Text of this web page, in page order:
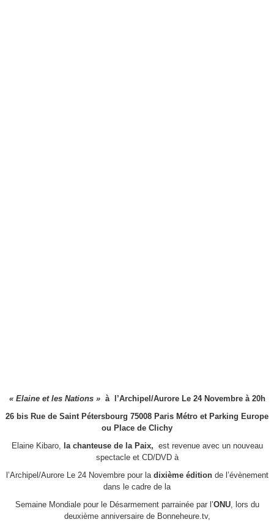
« Elaine et les Nations » à l’Archipel/Aurore Le 24 Novembre à 20h
26 bis Rue de Saint Pétersbourg 75008 Paris Métro et Parking Europe
ou Place de Clichy
Elaine Kibaro, la chanteuse de la Paix, est revenue avec un nouveau
spectacle et CD/DVD à
l’Archipel/Aurore Le 24 Novembre pour la dixième éditionde l’évènement
dans le cadre de la
Semaine Mondiale pour le Désarmement parrainée par l’ONU, lors du
deuxième anniversaire de Bonneheure.tv,